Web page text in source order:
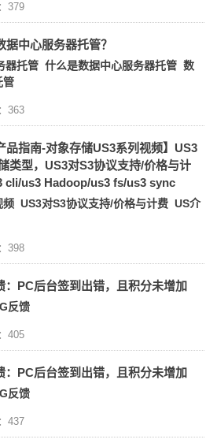
379
据中心服务器托管？
器托管 什么是数据中心服务器托管 数
管
363
品指南-对象存储US3系列视频】US3
类型，US3对S3协议支持/价格与计
cli/us3 Hadoop/us3 fs/us3 sync
频 US3对S3协议支持/价格与计费 US介
398
：PC后台签到出错，且积分未增加
反馈
405
：PC后台签到出错，且积分未增加
反馈
437